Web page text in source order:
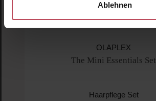
Ablehnen
OLAPLEX
The Mini Essentials Set
Haarpflege Set